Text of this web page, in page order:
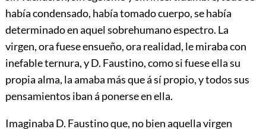
había condensado, había tomado cuerpo, se había
determinado en aquel sobrehumano espectro. La
virgen, ora fuese ensueño, ora realidad, lemiraba con
inefable ternura, y D. Faustino, como si fuese ella su
propia alma, la amaba más que á sí propio, y todos sus
pensamientos iban á ponerse en ella.
Imaginaba D. Faustino que, no bien aquella virgen